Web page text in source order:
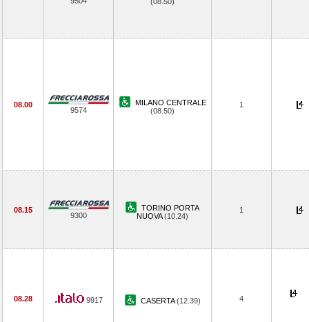
08.00
9574
MILANO CENTRALE
(08.50)
1
08.15
9300
TORINO PORTA
NUOVA(10.24)
1
08.28 9917 CASERTA(12.39) 4